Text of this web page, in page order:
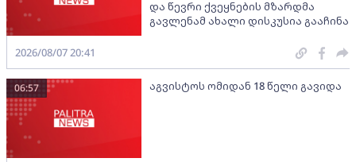
და წევრი ქვეყნების მზარდმა
გავლენამ ახალი დისკუსია გააჩინა
2026/08/07 20:41
აგვისტოს ომიდან 18 წელი გავიდა
06:57